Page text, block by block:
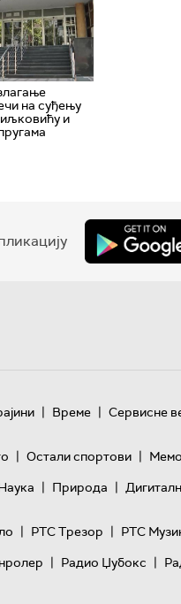
на суђењу
и
| Време | Сервисне
| Остали спортови |
| Природа |
| РТС Трезор | РТС
| Радио Џубокс |